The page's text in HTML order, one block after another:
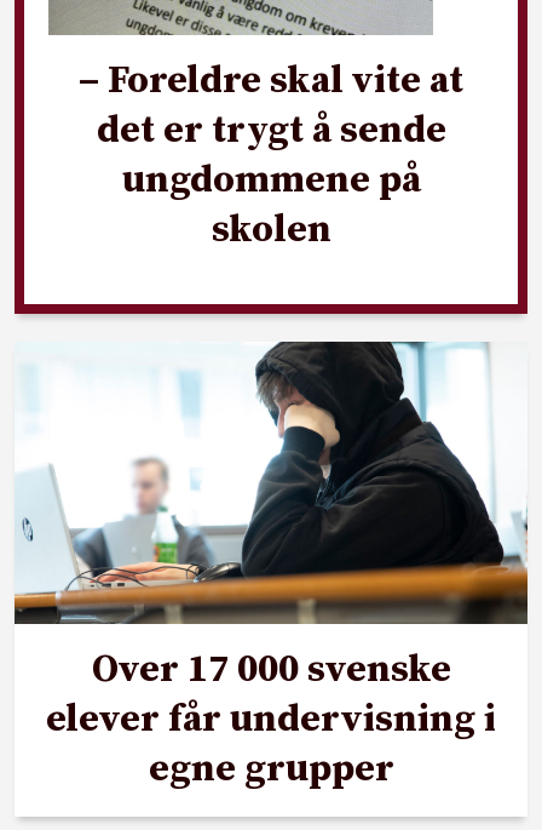
– Foreldre skal vite at
det er trygt å sende
ungdommene på
skolen
Over 17 000 svenske
elever får undervisning i
egne grupper